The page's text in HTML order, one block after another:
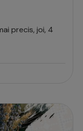
precis, joi, 4